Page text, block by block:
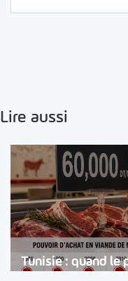
Lire aussi
Tunisie : quand le